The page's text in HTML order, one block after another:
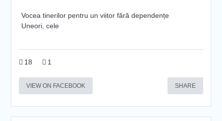
Vocea tinerilor pentru un viitor fără dependențe
Uneori, cele
18 1
VIEW ON FACEBOOK SHARE